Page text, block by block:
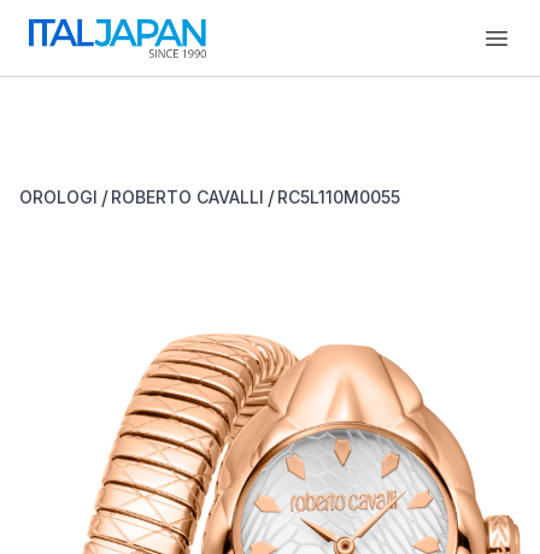
OROLOGI / ROBERTO CAVALLI / RC5L110M0055